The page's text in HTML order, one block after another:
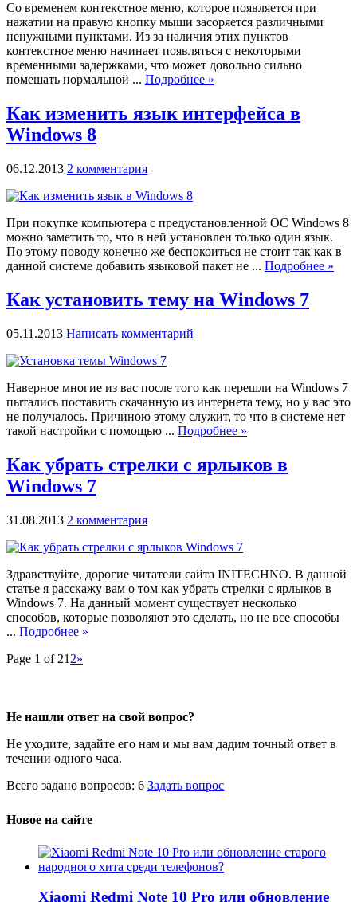
Со временем контекстное меню, которое появляется при
нажатии на правую кнопку мыши засоряется различными
ненужными пунктами. Из за наличия этих пунктов
контекстное меню начинает появляться с некоторыми
временными задержками, что может довольно сильно
помешать нормальной ... Подробнее »
Как изменить язык интерфейса в
Windows 8
06.12.2013 2 комментария
При покупке компьютера с предустановленной ОС Windows 8
можно заметить то, что в ней установлен только один язык.
По этому поводу конечно же беспокоиться не стоит так как в
данной системе добавить языковой пакет не ... Подробнее »
Как установить тему на Windows 7
05.11.2013 Написать комментарий
Наверное многие из вас после того как перешли на Windows 7
пытались поставить скачанную из интернета тему, но у вас это
не получалось. Причиною этому служит, то что в системе нет
такой настройки с помощью ... Подробнее »
Как убрать стрелки с ярлыков в
Windows 7
31.08.2013 2 комментария
Здравствуйте, дорогие читатели сайта INITECHNO. В данной
статье я расскажу вам о том как убрать стрелки с ярлыков в
Windows 7. На данный момент существует несколько
способов, которые позволяют это сделать, но не все способы
... Подробнее »
Page 1 of 21 2»
Не нашли ответ на свой вопрос?
Не уходите, задайте его нам и мы вам дадим точный ответ в
течении одного часа.
Всего задано вопросов: 6 Задать вопрос
Новое на сайте
Xiaomi Redmi Note 10 Pro или обновление